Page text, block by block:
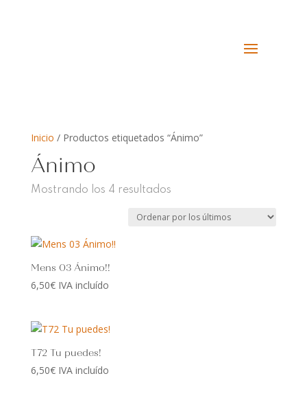
Inicio / Productos etiquetados “Ánimo”
Ánimo
Mostrando los 4 resultadosOrdenado
los
Mens 03 Ánimo!!
6,50€ IVA incluído
T72 Tu puedes!
6,50€ IVA incluído